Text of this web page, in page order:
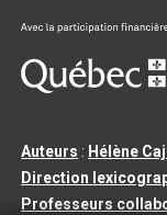
Auteurs : Hélène
Direction
Professeurs